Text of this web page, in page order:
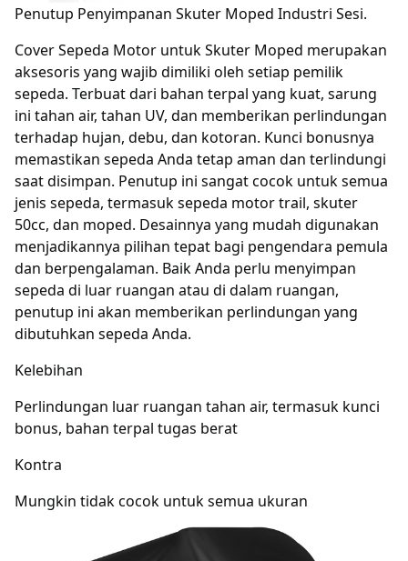
Penutup Penyimpanan Skuter Moped Industri Sesi.
Cover Sepeda Motor untuk Skuter Moped merupakan
aksesoris yang wajib dimiliki oleh setiap pemilik
sepeda. Terbuat dari bahan terpal yang kuat, sarung
ini tahan air, tahan UV, dan memberikan perlindungan
terhadap hujan, debu, dan kotoran. Kunci bonusnya
memastikan sepeda Anda tetap aman dan terlindungi
saat disimpan. Penutup ini sangat cocok untuk semua
jenis sepeda, termasuk sepeda motor trail, skuter
50cc, dan moped. Desainnya yang mudah digunakan
menjadikannya pilihan tepat bagi pengendara pemula
dan berpengalaman. Baik Anda perlu menyimpan
sepeda di luar ruangan atau di dalam ruangan,
penutup ini akan memberikan perlindungan yang
dibutuhkan sepeda Anda.
Kelebihan
Perlindungan luar ruangan tahan air, termasuk kunci
bonus, bahan terpal tugas berat
Kontra
Mungkin tidak cocok untuk semua ukuran